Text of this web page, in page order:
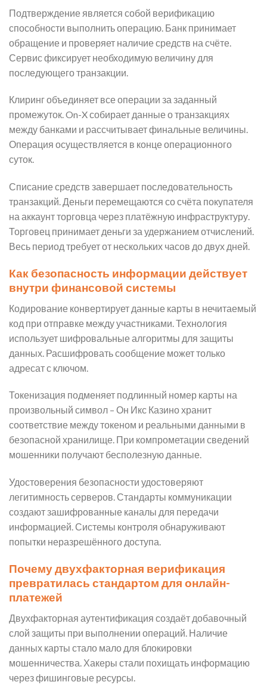
Подтверждение является собой верификацию
способности выполнить операцию. Банк принимает
обращение и проверяет наличие средств на счёте.
Сервис фиксирует необходимую величину для
последующего транзакции.
Клиринг объединяет все операции за заданный
промежуток. On-X собирает данные о транзакциях
между банками и рассчитывает финальные величины.
Операция осуществляется в конце операционного
суток.
Списание средств завершает последовательность
транзакций. Деньги перемещаются со счёта покупателя
на аккаунт торговца через платёжную инфраструктуру.
Торговец принимает деньги за удержанием отчислений.
Весь период требует от нескольких часов до двух дней.
Как безопасность информации действует
внутри финансовой системы
Кодирование конвертирует данные карты в нечитаемый
код при отправке между участниками. Технология
использует шифровальные алгоритмы для защиты
данных. Расшифровать сообщение может только
адресат с ключом.
Токенизация подменяет подлинный номер карты на
произвольный символ – Он Икс Казино хранит
соответствие между токеном и реальными данными в
безопасной хранилище. При компрометации сведений
мошенники получают бесполезную данные.
Удостоверения безопасности удостоверяют
легитимность серверов. Стандарты коммуникации
создают зашифрованные каналы для передачи
информацией. Системы контроля обнаруживают
попытки неразрешённого доступа.
Почему двухфакторная верификация
превратилась стандартом для онлайн-
платежей
Двухфакторная аутентификация создаёт добавочный
слой защиты при выполнении операций. Наличие
данных карты стало мало для блокировки
мошенничества. Хакеры стали похищать информацию
через фишинговые ресурсы.